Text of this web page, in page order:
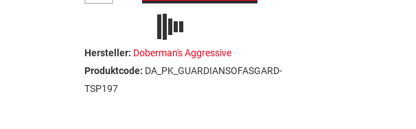
Hersteller: Doberman's Aggressive
Produktcode: DA_PK_GUARDIANSOFASGARD-
TSP197